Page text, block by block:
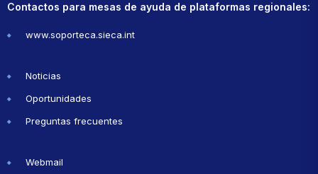
Contactos para mesas de ayuda de plataformas regionales:
www.soporteca.sieca.int
Noticias
Oportunidades
Preguntas frecuentes
Webmail